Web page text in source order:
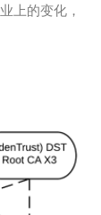
上的变化，